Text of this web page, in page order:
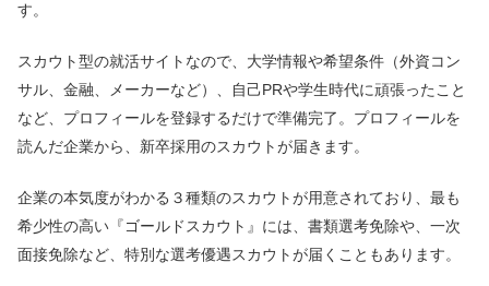
す。
スカウト型の就活サイトなので、大学情報や希望条件（外資コン
サル、金融、メーカーなど）、自己PRや学生時代に頑張ったこと
など、プロフィールを登録するだけで準備完了。プロフィールを
読んだ企業から、新卒採用のスカウトが届きます。
企業の本気度がわかる３種類のスカウトが用意されており、最も
希少性の高い『ゴールドスカウト』には、書類選考免除や、一次
面接免除など、特別な選考優遇スカウトが届くこともあります。